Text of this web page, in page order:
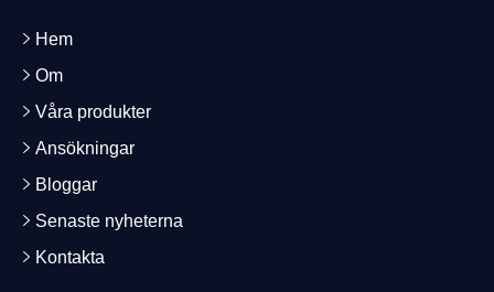
Hem
Om
Våra produkter
Ansökningar
Bloggar
Senaste nyheterna
Kontakta